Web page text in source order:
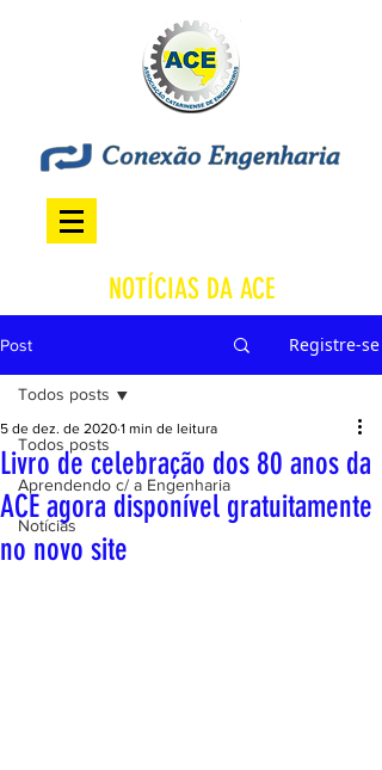
NOTÍCIAS DA ACE
Post Registre-se
Todos posts
Aprendendo c/ a Engenharia
Notícias
Todos posts
Livro de celebração dos 80 anos da
ACE agora disponível gratuitamente
no novo site
5 de dez. de 2020 1 min de leitura